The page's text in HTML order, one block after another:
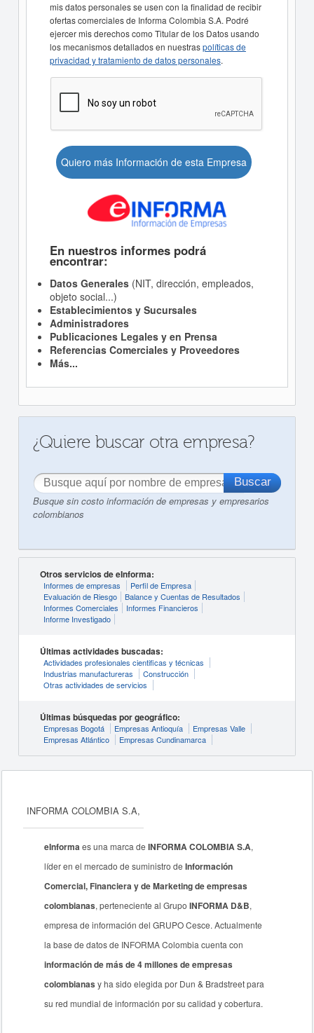
mis datos personales se usen con la finalidad de recibir
ofertas comerciales de Informa Colombia S.A. Podré
ejercer mis derechos como Titular de los Datos usando
los mecanismos detallados en nuestraspolíticas de
privacidad y tratamiento de datos personales.
Quiero más Información de esta Empresa
En nuestros informes podrá
encontrar:
Datos Generales(NIT, dirección, empleados,
objeto social...)
Establecimientos y Sucursales
Administradores
Publicaciones Legales y en Prensa
Referencias Comerciales y Proveedores
Más...
¿Quiere buscar otra empresa?
Busque sin costo información de empresas y empresarios
colombianos
Otros servicios de eInforma:
Informes de empresas
Perfil de Empresa
Evaluación de Riesgo
Balance y Cuentas de Resultados
Informes Comerciales
Informes Financieros
Informe Investigado
Últimas actividades buscadas:
Actividades profesionales cientificas y técnicas
Industrias manufactureras
Construcción
Otras actividades de servicios
Últimas búsquedas por geográfico:
Empresas Bogotá Empresas Antioquía
Empresas Valle
Empresas Atlántico
Empresas Cundinamarca
INFORMA COLOMBIA S.A,
eInformaes una marca deINFORMA COLOMBIA S.A,
líder en el mercado de suministro deInformación
Comercial, Financiera y de Marketing de empresas
colombianas, perteneciente al GrupoINFORMA D&B,
empresa de información del GRUPO Cesce. Actualmente
la base de datos de INFORMA Colombia cuenta con
información de más de 4 millones de empresas
colombianas y ha sido elegida por Dun & Bradstreet para
su red mundial de información por su calidad y cobertura.